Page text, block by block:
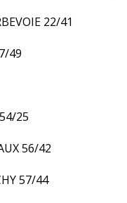
22/41
49
25
56/42
57/44